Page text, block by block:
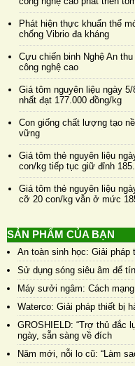
Phát hiện thực khuẩn thể
chống Vibrio đa kháng
Cựu chiến binh Nghệ An
công nghệ cao
Giá tôm nguyên liệu ngày
nhất đạt 177.000 đồng/kg
Con giống chất lượng tạo
vững
Giá tôm thẻ nguyên liệu
con/kg tiếp tục giữ đỉnh
Giá tôm thẻ nguyên liệu
cỡ 20 con/kg vẫn ở mức
SẢN PHẨM CỦA BẠN
An toàn sinh học: Giải pháp
Sử dụng sóng siêu âm để
Máy sưởi ngâm: Cách
Waterco: Giải pháp thiết bị
GROSHIELD: “Trợ thủ đắc
ngày, sẵn sàng về đích
Năm mới, nỗi lo cũ: “Làm